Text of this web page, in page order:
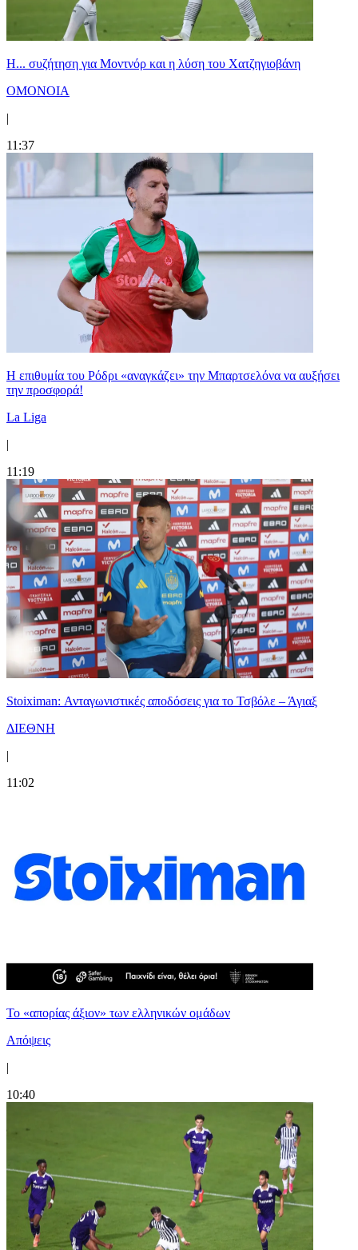
Η... συζήτηση για Μοντνόρ και η λύση του Χατζηγιοβάνη
ΟΜΟΝΟΙΑ
|
11:37
Η επιθυμία του Ρόδρι «αναγκάζει» την Μπαρτσελόνα να αυξήσει
την προσφορά!
La Liga
|
11:19
Stoiximan: Ανταγωνιστικές αποδόσεις για το Τσβόλε – Άγιαξ
ΔΙΕΘΝΗ
|
11:02
Το «απορίας άξιον» των ελληνικών ομάδων
Απόψεις
|
10:40